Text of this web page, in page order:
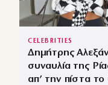
CELEBRITIES
Δημήτρης
συναυλία της
απ’ την πίστα το